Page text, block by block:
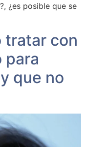
¿es posible que se
tratar con
para
que no